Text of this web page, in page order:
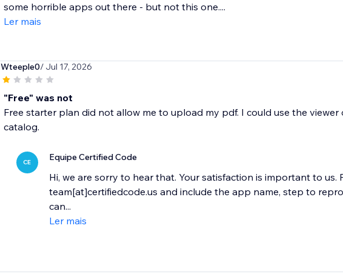
some horrible apps out there - but not this one....
Ler mais
Wteeple0/ Jul 17, 2026
"Free" was not
Free starter plan did not allow me to upload my pdf. I could use the
catalog.
CE Equipe Certified Code
Hi, we are sorry to hear that. Your satisfaction is important to us.
team[at]certifiedcode.us and include the app name, step to
can...
Ler mais